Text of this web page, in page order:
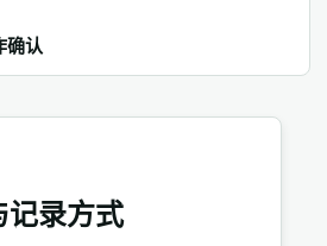
确认
记录方式